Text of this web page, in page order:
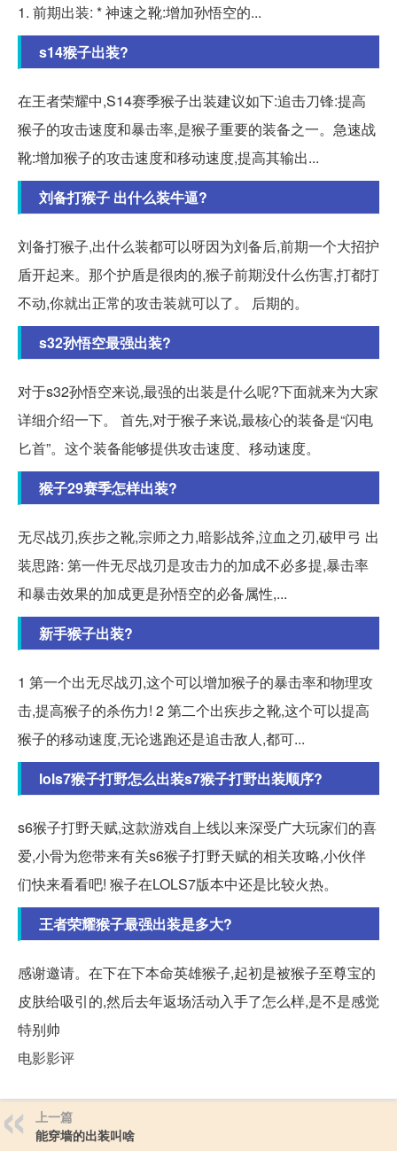
1. 前期出装: * 神速之靴:增加孙悟空的...
s14猴子出装?
在王者荣耀中,S14赛季猴子出装建议如下:追击刀锋:提高
猴子的攻击速度和暴击率,是猴子重要的装备之一。急速战
靴:增加猴子的攻击速度和移动速度,提高其输出...
刘备打猴子 出什么装牛逼?
刘备打猴子,出什么装都可以呀因为刘备后,前期一个大招护
盾开起来。那个护盾是很肉的,猴子前期没什么伤害,打都打
不动,你就出正常的攻击装就可以了。 后期的。
s32孙悟空最强出装?
对于s32孙悟空来说,最强的出装是什么呢?下面就来为大家
详细介绍一下。 首先,对于猴子来说,最核心的装备是“闪电
匕首”。这个装备能够提供攻击速度、移动速度。
猴子29赛季怎样出装?
无尽战刃,疾步之靴,宗师之力,暗影战斧,泣血之刃,破甲弓 出
装思路: 第一件无尽战刃是攻击力的加成不必多提,暴击率
和暴击效果的加成更是孙悟空的必备属性,...
新手猴子出装?
1 第一个出无尽战刃,这个可以增加猴子的暴击率和物理攻
击,提高猴子的杀伤力! 2 第二个出疾步之靴,这个可以提高
猴子的移动速度,无论逃跑还是追击敌人,都可...
lols7猴子打野怎么出装s7猴子打野出装顺序?
s6猴子打野天赋,这款游戏自上线以来深受广大玩家们的喜
爱,小骨为您带来有关s6猴子打野天赋的相关攻略,小伙伴
们快来看看吧! 猴子在LOLS7版本中还是比较火热。
王者荣耀猴子最强出装是多大?
感谢邀请。在下在下本命英雄猴子,起初是被猴子至尊宝的
皮肤给吸引的,然后去年返场活动入手了怎么样,是不是感觉
特别帅
电影影评
上一篇
能穿墙的出装叫啥